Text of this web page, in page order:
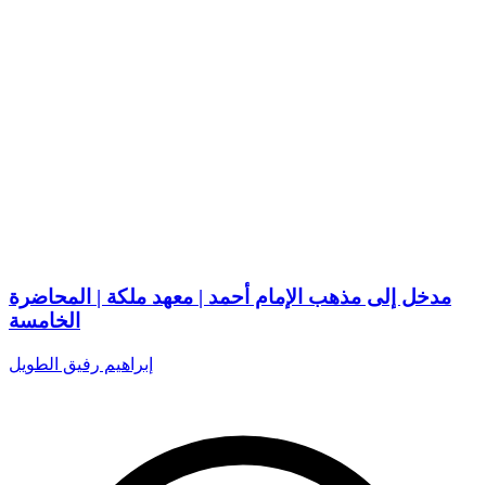
مدخل إلى مذهب الإمام أحمد | معهد ملكة | المحاضرة
الخامسة
إبراهيم رفيق الطويل